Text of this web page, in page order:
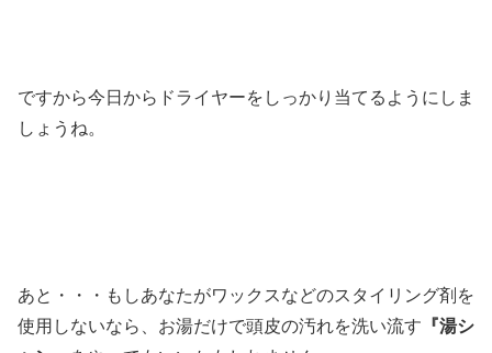
ですから今日からドライヤーをしっかり当てるようにしま
しょうね。
あと・・・もしあなたがワックスなどのスタイリング剤を
使用しないなら、お湯だけで頭皮の汚れを洗い流す 『湯シ